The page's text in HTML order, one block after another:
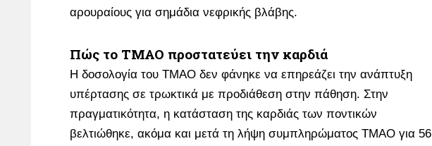
αρουραίους για σημάδια νεφρικής βλάβης.
Πώς το TMAO προστατεύει την καρδιά
Η δοσολογία του TMAO δεν φάνηκε να επηρεάζει την ανάπτυξη
υπέρτασης σε τρωκτικά με προδιάθεση στην πάθηση. Στην
πραγματικότητα, η κατάσταση της καρδιάς των ποντικών
βελτιώθηκε, ακόμα και μετά τη λήψη συμπληρώματος TMAO για 56